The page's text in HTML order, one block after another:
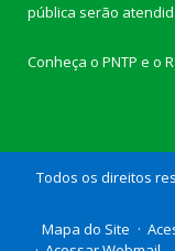
pública serão
Conheça o PNTP e o
Todos os direitos
Mapa do Site